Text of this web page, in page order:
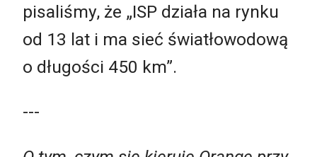
pisaliśmy, że „ISP działa na rynku
od 13 lat i ma sieć światłowodową
o długości 450 km”.
---